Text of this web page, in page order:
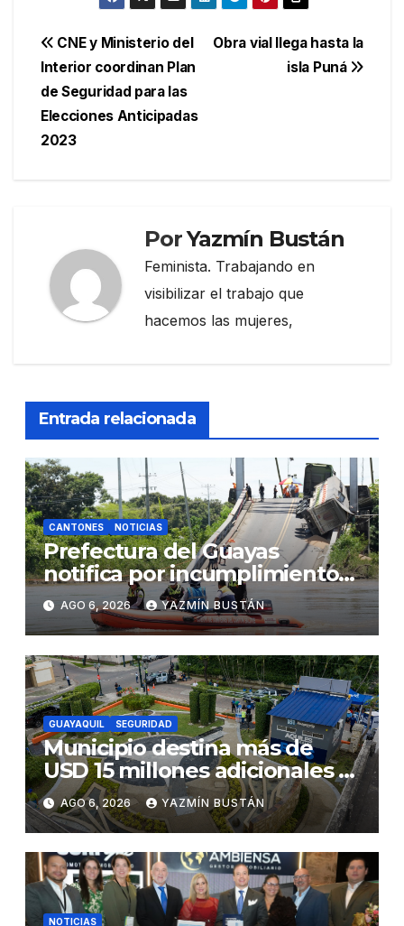
Navegación
de
entradas
Obra vial llega hasta la
isla Puná
CNE y Ministerio del
Interior coordinan Plan
de Seguridad para las
Elecciones Anticipadas
2023
PorYazmín Bustán
Feminista. Trabajando en
visibilizar el trabajo que
hacemos las mujeres,
Entrada relacionada
CANTONES NOTICIAS
Prefectura del Guayas
notifica por incumplimiento
contractual a la Concesionaria
CONORTE y exige celeridad
en desmontaje del puente
Gonzalo Icaza Cornejo, en
Daule
AGO 6, 2026 YAZMÍN BUSTÁN
GUAYAQUIL SEGURIDAD
Municipio destina más de
USD 15 millones adicionales a
SEGURA EP para fortalecer la
seguridad ciudadana
AGO 6, 2026 YAZMÍN BUSTÁN
NOTICIAS